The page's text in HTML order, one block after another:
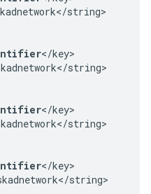
string>
</key>
string>
</key>
string>
</key>
string>